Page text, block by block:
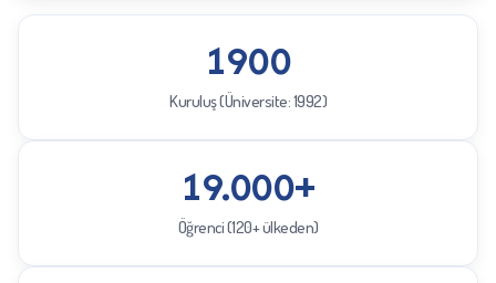
1900
Kuruluş (Üniversite: 1992)
19.000+
Öğrenci (120+ ülkeden)